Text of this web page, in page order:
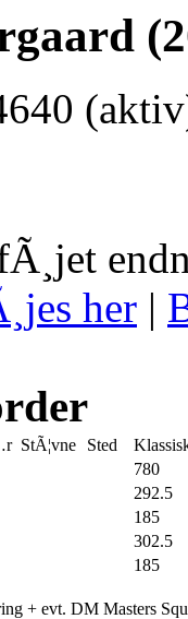
her |
StÃ¦vne Sted
780
292.5
185
302.5
185
+ evt. DM Masters